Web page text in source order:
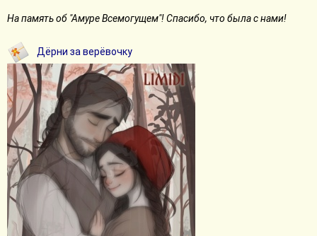
На память об "Амуре Всемогущем"! Спасибо, что была с нами!
Дёрни за верёвочку